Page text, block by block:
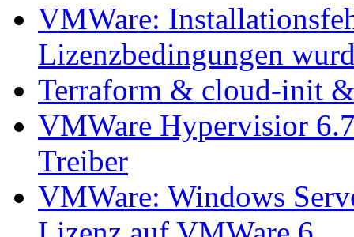
VMWare:
Lizenzbedingungen
Terraform & cloud-init
VMWare Hypervisior
Treiber
VMWare: Windows